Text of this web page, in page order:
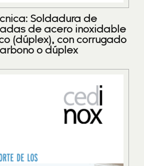
Soldadura de
de acero inoxidable
(dúplex), con corrugado
o dúplex